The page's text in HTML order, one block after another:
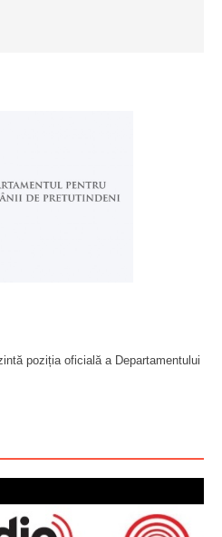
poziția oficială a Departamentului